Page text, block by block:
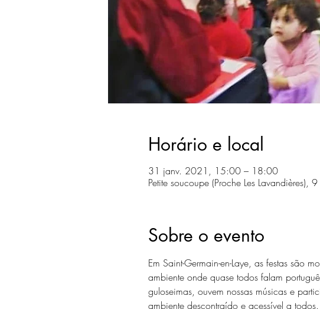
Horário e local
31 janv. 2021, 15:00 – 18:00
Petite soucoupe (Proche Les Lavandières),
Sobre o evento
Em Saint-Germain-en-Laye, as festas são
ambiente onde quase todos falam
guloseimas, ouvem nossas músicas e
ambiente descontraído e acessível a todos.